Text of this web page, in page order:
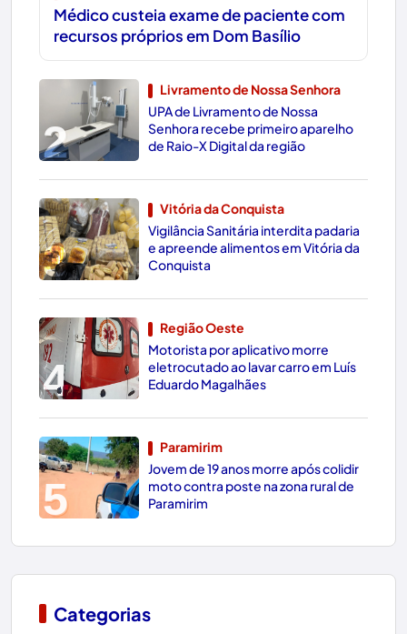
Médico custeia exame de paciente com
recursos próprios em Dom Basílio
2
Livramento de Nossa Senhora
UPA de Livramento de Nossa
Senhora recebe primeiro aparelho
de Raio-X Digital da região
3
Vitória da Conquista
Vigilância Sanitária interdita padaria
e apreende alimentos em Vitória da
Conquista
4
Região Oeste
Motorista por aplicativo morre
eletrocutado ao lavar carro em Luís
Eduardo Magalhães
5
Paramirim
Jovem de 19 anos morre após colidir
moto contra poste na zona rural de
Paramirim
Categorias